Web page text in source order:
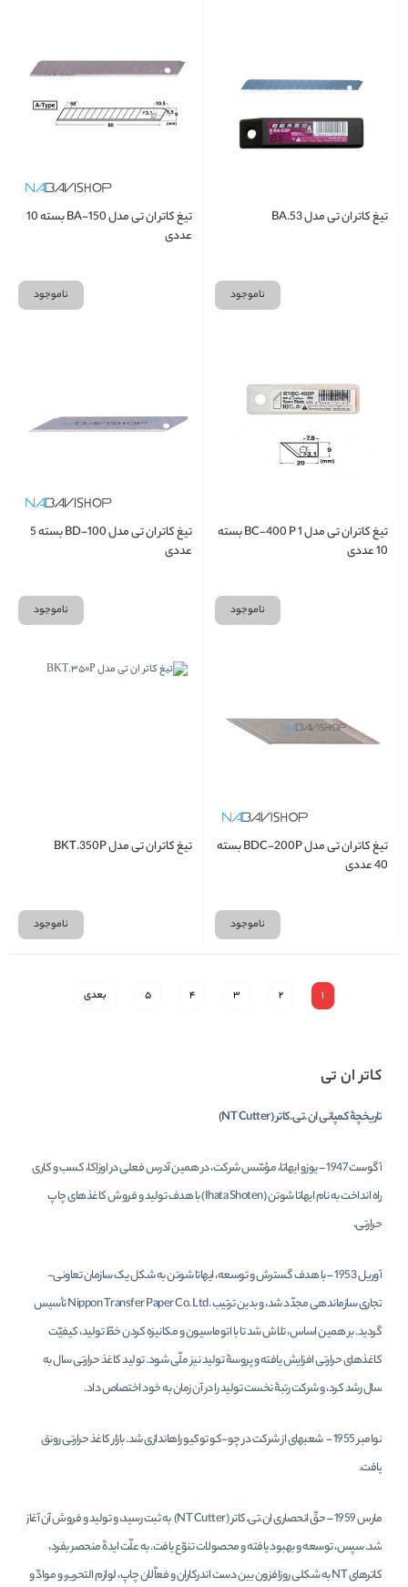
تیغ کاتر ان تی مدل BA.53
ناموجود
تیغ کاتر ان تی مدل BA-150 بسته 10
عددی
ناموجود
تیغ کاتر ان تی مدل BC-400 P 1 بسته
10 عددی
ناموجود
تیغ کاتر ان تی مدل BD-100 بسته 5
عددی
ناموجود
تیغ کاتر ان تی مدل BDC-200P بسته
40 عددی
ناموجود
تیغ کاتر ان تی مدل BKT.350P
ناموجود
1
2
3
4
5 بعدی
کاتر ان تی
تاریخچۀ کمپانی ان.تی.کاتر (NT Cutter
)
آگوست 1947 – یوزو ایهاتا، مؤسّس شرکت، در همین آدرس فعلی در اوزاکا، کسب و کاری
راه انداخت به نام ایهاتا شوتن (Ihata Shoten) با هدف تولید و فروش کاغذهای چاپ
حرارتی.
آوریل 1953 – با هدف گسترش و توسعه، ایهاتا شوتن به شکل یک سازمان تعاونی-
تجاری سازماندهی مجدّد شد، و بدین ترتیبNippon Transfer Paper Co. Ltd.تأسیس
گردید. بر همین اساس، تلاش شد تا با اتوماسیون و مکانیزه کردن خطّ تولید، کیفیّت
کاغذهای حرارتی افزایش یافته و پروسۀ تولید نیز ملّی شود. تولید کاغذ حرارتی سال به
سال رشد کرد، و شرکت رتبۀ نخست تولید را در آن زمان به خود اختصاص داد.
نوامبر 1955 - شعبه­ای از شرکت در چو-کو توکیو راه­اندازی شد. بازار کاغذ حرارتی رونق
یافت.
مارس 1959 – حقّ انحصاری ان.تی.کاتر ( NT Cutter) به ثبت رسید، و تولید و فروش آن آغاز
شد. سپس، توسعه و بهبود یافته و محصولات تنوّع یافت. به علّت ایدۀ منحصر بفرد،
کاترهایNTبه شکلی روزافزون بین دست اندرکاران و فعاّلان چاپ، لوازم التحریر، و موادّ و